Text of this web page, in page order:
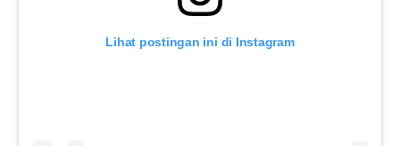
Lihat postingan ini di Instagram